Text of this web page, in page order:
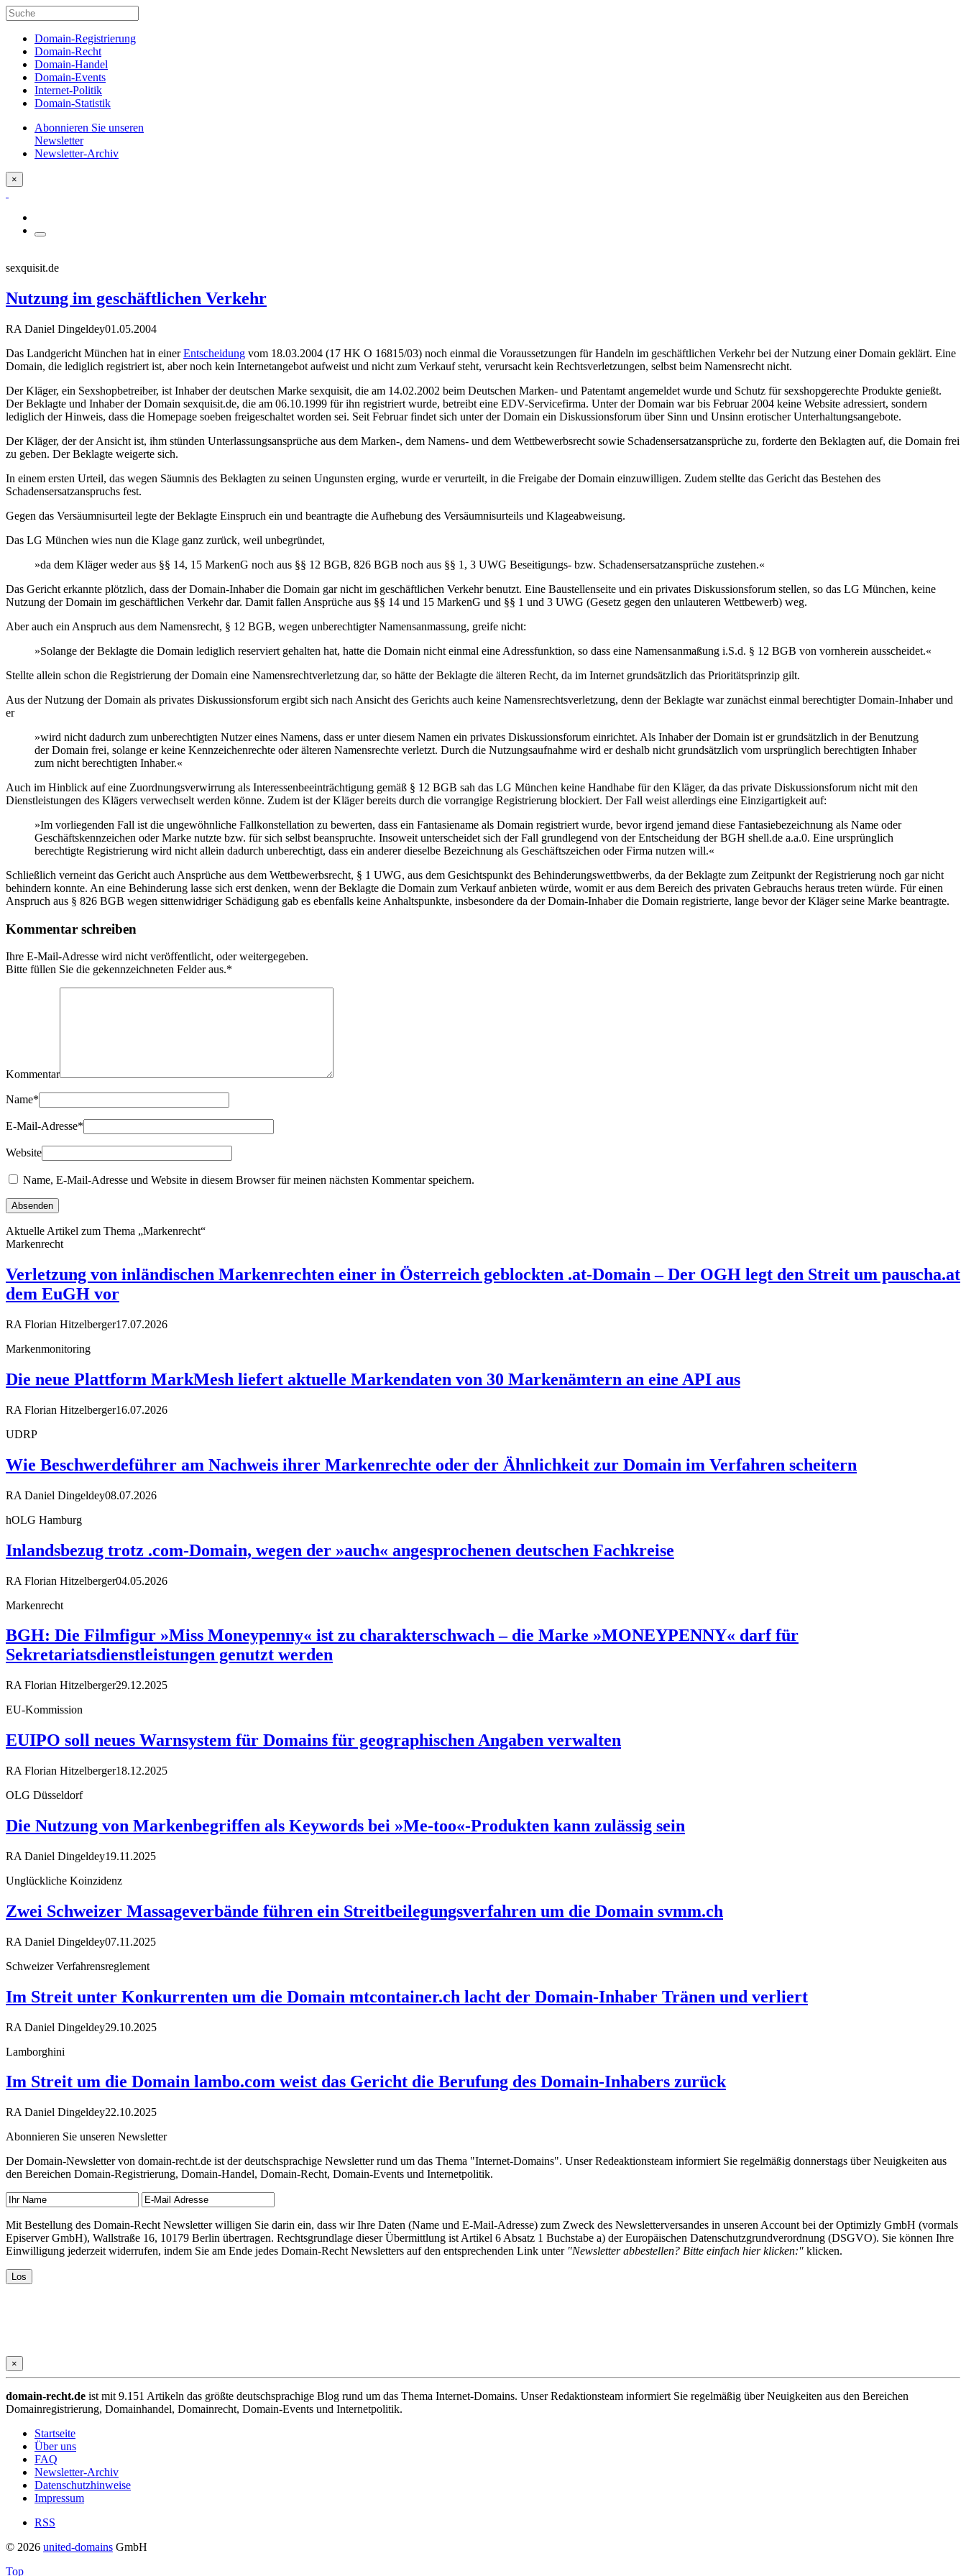
Domain-Registrierung
Domain-Recht
Domain-Handel
Domain-Events
Internet-Politik
Domain-Statistik
Abonnieren Sie unseren
Newsletter
Newsletter-Archiv
×
sexquisit.de
Nutzung im geschäftlichen Verkehr
RA Daniel Dingeldey01.05.2004
Das Landgericht München hat in einerEntscheidung vom 18.03.2004 (17 HK O 16815/03) noch einmal die Voraussetzungen für Handeln im geschäftlichen Verkehr bei der Nutzung einer Domain geklärt. Eine
Domain, die lediglich registriert ist, aber noch kein Internetangebot aufweist und nicht zum Verkauf steht, verursacht kein Rechtsverletzungen, selbst beim Namensrecht nicht.
Der Kläger, ein Sexshopbetreiber, ist Inhaber der deutschen Marke sexquisit, die am 14.02.2002 beim Deutschen Marken- und Patentamt angemeldet wurde und Schutz für sexshopgerechte Produkte genießt.
Der Beklagte und Inhaber der Domain sexquisit.de, die am 06.10.1999 für ihn registriert wurde, betreibt eine EDV-Servicefirma. Unter der Domain war bis Februar 2004 keine Website adressiert, sondern
lediglich der Hinweis, dass die Homepage soeben freigeschaltet worden sei. Seit Februar findet sich unter der Domain ein Diskussionsforum über Sinn und Unsinn erotischer Unterhaltungsangebote.
Der Kläger, der der Ansicht ist, ihm stünden Unterlassungsansprüche aus dem Marken-, dem Namens- und dem Wettbewerbsrecht sowie Schadensersatzansprüche zu, forderte den Beklagten auf, die Domain frei
zu geben. Der Beklagte weigerte sich.
In einem ersten Urteil, das wegen Säumnis des Beklagten zu seinen Ungunsten erging, wurde er verurteilt, in die Freigabe der Domain einzuwilligen. Zudem stellte das Gericht das Bestehen des
Schadensersatzanspruchs fest.
Gegen das Versäumnisurteil legte der Beklagte Einspruch ein und beantragte die Aufhebung des Versäumnisurteils und Klageabweisung.
Das LG München wies nun die Klage ganz zurück, weil unbegründet,
»da dem Kläger weder aus §§ 14, 15 MarkenG noch aus §§ 12 BGB, 826 BGB noch aus §§ 1, 3 UWG Beseitigungs- bzw. Schadensersatzansprüche zustehen.«
Das Gericht erkannte plötzlich, dass der Domain-Inhaber die Domain gar nicht im geschäftlichen Verkehr benutzt. Eine Baustellenseite und ein privates Diskussionsforum stellen, so das LG München, keine
Nutzung der Domain im geschäftlichen Verkehr dar. Damit fallen Ansprüche aus §§ 14 und 15 MarkenG und §§ 1 und 3 UWG (Gesetz gegen den unlauteren Wettbewerb) weg.
Aber auch ein Anspruch aus dem Namensrecht, § 12 BGB, wegen unberechtigter Namensanmassung, greife nicht:
»Solange der Beklagte die Domain lediglich reserviert gehalten hat, hatte die Domain nicht einmal eine Adressfunktion, so dass eine Namensanmaßung i.S.d. § 12 BGB von vornherein ausscheidet.«
Stellte allein schon die Registrierung der Domain eine Namensrechtverletzung dar, so hätte der Beklagte die älteren Recht, da im Internet grundsätzlich das Prioritätsprinzip gilt.
Aus der Nutzung der Domain als privates Diskussionsforum ergibt sich nach Ansicht des Gerichts auch keine Namensrechtsverletzung, denn der Beklagte war zunächst einmal berechtigter Domain-Inhaber und
er
»wird nicht dadurch zum unberechtigten Nutzer eines Namens, dass er unter diesem Namen ein privates Diskussionsforum einrichtet. Als Inhaber der Domain ist er grundsätzlich in der Benutzung
der Domain frei, solange er keine Kennzeichenrechte oder älteren Namensrechte verletzt. Durch die Nutzungsaufnahme wird er deshalb nicht grundsätzlich vom ursprünglich berechtigten Inhaber
zum nicht berechtigten Inhaber.«
Auch im Hinblick auf eine Zuordnungsverwirrung als Interessenbeeinträchtigung gemäß § 12 BGB sah das LG München keine Handhabe für den Kläger, da das private Diskussionsforum nicht mit den
Dienstleistungen des Klägers verwechselt werden könne. Zudem ist der Kläger bereits durch die vorrangige Registrierung blockiert. Der Fall weist allerdings eine Einzigartigkeit auf:
»Im vorliegenden Fall ist die ungewöhnliche Fallkonstellation zu bewerten, dass ein Fantasiename als Domain registriert wurde, bevor irgend jemand diese Fantasiebezeichnung als Name oder
Geschäftskennzeichen oder Marke nutzte bzw. für sich selbst beanspruchte. Insoweit unterscheidet sich der Fall grundlegend von der Entscheidung der BGH shell.de a.a.0. Eine ursprünglich
berechtigte Registrierung wird nicht allein dadurch unberechtigt, dass ein anderer dieselbe Bezeichnung als Geschäftszeichen oder Firma nutzen will.«
Schließlich verneint das Gericht auch Ansprüche aus dem Wettbewerbsrecht, § 1 UWG, aus dem Gesichtspunkt des Behinderungswettbwerbs, da der Beklagte zum Zeitpunkt der Registrierung noch gar nicht
behindern konnte. An eine Behinderung lasse sich erst denken, wenn der Beklagte die Domain zum Verkauf anbieten würde, womit er aus dem Bereich des privaten Gebrauchs heraus treten würde. Für einen
Anspruch aus § 826 BGB wegen sittenwidriger Schädigung gab es ebenfalls keine Anhaltspunkte, insbesondere da der Domain-Inhaber die Domain registrierte, lange bevor der Kläger seine Marke beantragte.
Kommentar schreiben
Ihre E-Mail-Adresse wird nicht veröffentlicht, oder weitergegeben.
Bitte füllen Sie die gekennzeichneten Felder aus.*
Kommentar
Name*
E-Mail-Adresse*
Website
Name, E-Mail-Adresse und Website in diesem Browser für meinen nächsten Kommentar speichern.
Aktuelle Artikel zum Thema „Markenrecht“
Markenrecht
Verletzung von inländischen Markenrechten einer in Österreich geblockten .at-Domain – Der OGH legt den Streit um pauscha.at
dem EuGH vor
RA Florian Hitzelberger17.07.2026
Markenmonitoring
Die neue Plattform MarkMesh liefert aktuelle Markendaten von 30 Markenämtern an eine API aus
RA Florian Hitzelberger16.07.2026
UDRP
Wie Beschwerdeführer am Nachweis ihrer Markenrechte oder der Ähnlichkeit zur Domain im Verfahren scheitern
RA Daniel Dingeldey08.07.2026
hOLG Hamburg
Inlandsbezug trotz .com-Domain, wegen der »auch« angesprochenen deutschen Fachkreise
RA Florian Hitzelberger04.05.2026
Markenrecht
BGH: Die Filmfigur »Miss Moneypenny« ist zu charakterschwach – die Marke »MONEYPENNY« darf für
Sekretariatsdienstleistungen genutzt werden
RA Florian Hitzelberger29.12.2025
EU-Kommission
EUIPO soll neues Warnsystem für Domains für geographischen Angaben verwalten
RA Florian Hitzelberger18.12.2025
OLG Düsseldorf
Die Nutzung von Markenbegriffen als Keywords bei »Me-too«-Produkten kann zulässig sein
RA Daniel Dingeldey19.11.2025
Unglückliche Koinzidenz
Zwei Schweizer Massageverbände führen ein Streitbeilegungsverfahren um die Domain svmm.ch
RA Daniel Dingeldey07.11.2025
Schweizer Verfahrensreglement
Im Streit unter Konkurrenten um die Domain mtcontainer.ch lacht der Domain-Inhaber Tränen und verliert
RA Daniel Dingeldey29.10.2025
Lamborghini
Im Streit um die Domain lambo.com weist das Gericht die Berufung des Domain-Inhabers zurück
RA Daniel Dingeldey22.10.2025
Abonnieren Sie unseren Newsletter
Der Domain-Newsletter von domain-recht.de ist der deutschsprachige Newsletter rund um das Thema "Internet-Domains". Unser Redeaktionsteam informiert Sie regelmäßig donnerstags über Neuigkeiten aus
den Bereichen Domain-Registrierung, Domain-Handel, Domain-Recht, Domain-Events und Internetpolitik.
Mit Bestellung des Domain-Recht Newsletter willigen Sie darin ein, dass wir Ihre Daten (Name und E-Mail-Adresse) zum Zweck des Newsletterversandes in unseren Account bei der Optimizly GmbH (vormals
Episerver GmbH), Wallstraße 16, 10179 Berlin übertragen. Rechtsgrundlage dieser Übermittlung ist Artikel 6 Absatz 1 Buchstabe a) der Europäischen Datenschutzgrundverordnung (DSGVO). Sie können Ihre
Einwilligung jederzeit widerrufen, indem Sie am Ende jedes Domain-Recht Newsletters auf den entsprechenden Link unter "Newsletter abbestellen? Bitte einfach hier klicken:" klicken.
×
domain-recht.de ist mit 9.151 Artikeln das größte deutschsprachige Blog rund um das Thema Internet-Domains. Unser Redaktionsteam informiert Sie regelmäßig über Neuigkeiten aus den Bereichen
Domainregistrierung, Domainhandel, Domainrecht, Domain-Events und Internetpolitik.
Startseite
Über uns
FAQ
Newsletter-Archiv
Datenschutzhinweise
Impressum
RSS
© 2026 united-domains GmbH
Top